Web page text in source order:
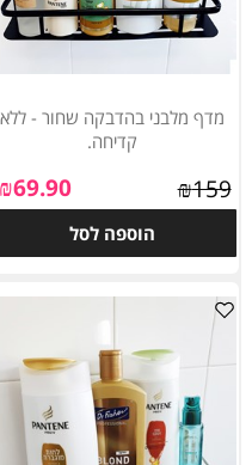
מדף מלבני בהדבקה שחור - ללא
קדיחה.
₪159
₪69.90
הוספה לסל